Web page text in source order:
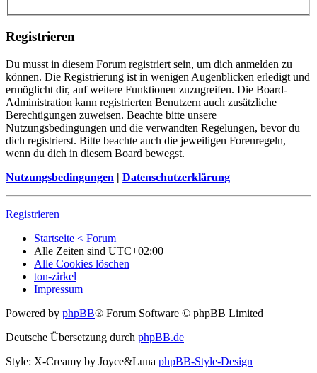
Registrieren
Du musst in diesem Forum registriert sein, um dich anmelden zu
können. Die Registrierung ist in wenigen Augenblicken erledigt und
ermöglicht dir, auf weitere Funktionen zuzugreifen. Die Board-
Administration kann registrierten Benutzern auch zusätzliche
Berechtigungen zuweisen. Beachte bitte unsere
Nutzungsbedingungen und die verwandten Regelungen, bevor du
dich registrierst. Bitte beachte auch die jeweiligen Forenregeln,
wenn du dich in diesem Board bewegst.
Nutzungsbedingungen | Datenschutzerklärung
Registrieren
Startseite < Forum
Alle Zeiten sind UTC+02:00
Alle Cookies löschen
ton-zirkel
Impressum
Powered by phpBB® Forum Software © phpBB Limited
Deutsche Übersetzung durch phpBB.de
Style: X-Creamy by Joyce&Luna phpBB-Style-Design